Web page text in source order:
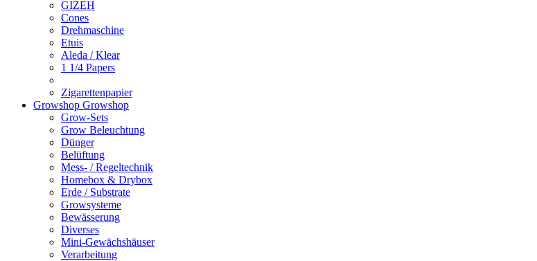
GIZEH
Cones
Drehmaschine
Etuis
Aleda / Klear
1 1/4 Papers
Zigarettenpapier
Growshop Growshop
Grow-Sets
Grow Beleuchtung
Dünger
Belüftung
Mess- / Regeltechnik
Homebox & Drybox
Erde / Substrate
Growsysteme
Bewässerung
Diverses
Mini-Gewächshäuser
Verarbeitung